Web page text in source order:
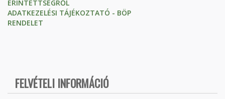
ÉRINTETTSÉGRŐL
ADATKEZELÉSI TÁJÉKOZTATÓ - BÖP
RENDELET
FELVÉTELI INFORMÁCIÓ